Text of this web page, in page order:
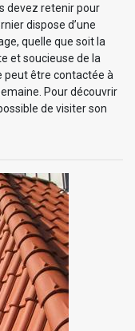
devez retenir pour
dispose d’une
quelle que soit la
et soucieuse de la
peut être contactée à
Pour découvrir
de visiter son